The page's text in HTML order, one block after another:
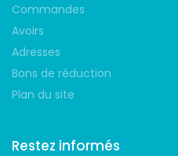
Commandes
Avoirs
Adresses
Bons de réduction
Plan du site
Restez informés